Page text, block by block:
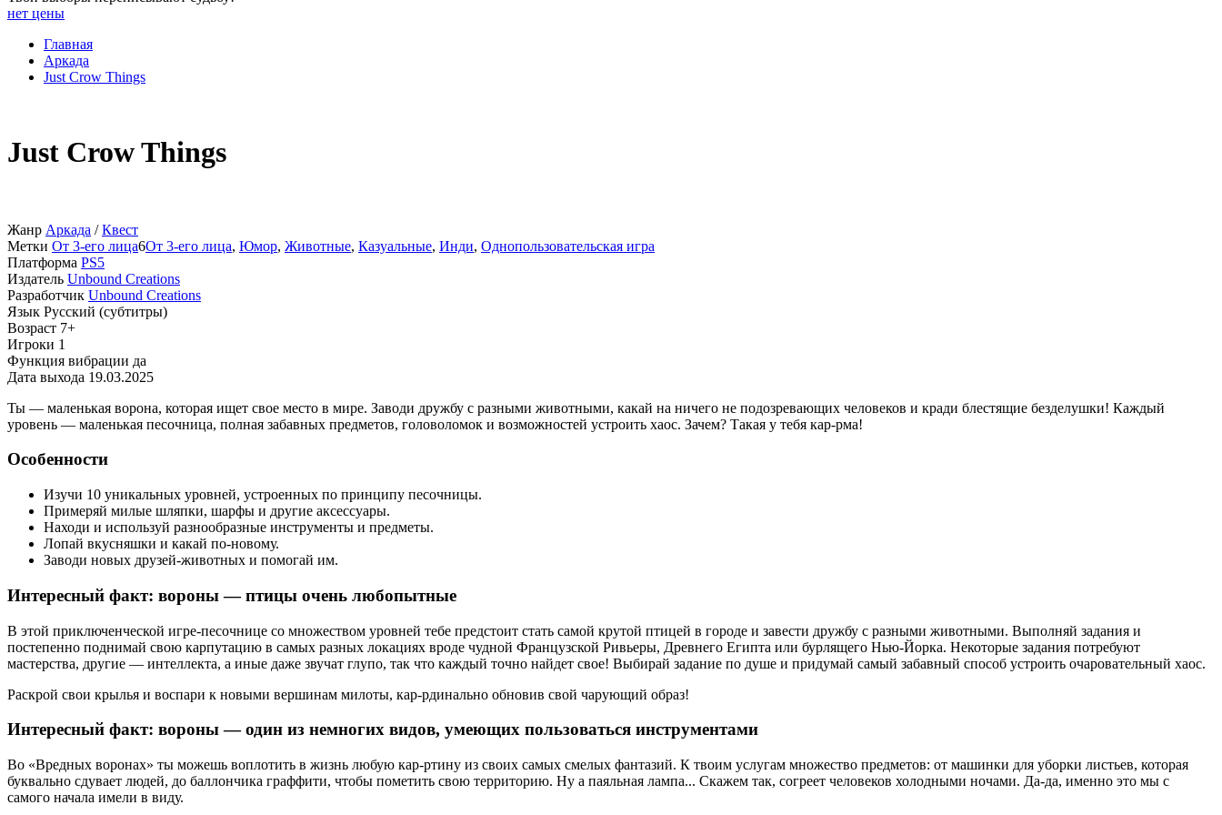
нет цены
Главная
Аркада
Just Crow Things
Just Crow Things
Жанр Аркада /Квест
Метки От 3-его лица6От 3-его лица, Юмор, Животные, Казуальные, Инди, Однопользовательская игра
Платформа PS5
Издатель Unbound Creations
Разработчик Unbound Creations
Язык Русский (субтитры)
Возраст 7+
Игроки 1
Функция вибрации да
Дата выхода 19.03.2025
Ты — маленькая ворона, которая ищет свое место в мире. Заводи дружбу с разными животными, какай на ничего не подозревающих человеков и кради блестящие безделушки! Каждый
уровень — маленькая песочница, полная забавных предметов, головоломок и возможностей устроить хаос. Зачем? Такая у тебя кар-рма!
Особенности
Изучи 10 уникальных уровней, устроенных по принципу песочницы.
Примеряй милые шляпки, шарфы и другие аксессуары.
Находи и используй разнообразные инструменты и предметы.
Лопай вкусняшки и какай по-новому.
Заводи новых друзей-животных и помогай им.
Интересный факт: вороны — птицы очень любопытные
В этой приключенческой игре-песочнице со множеством уровней тебе предстоит стать самой крутой птицей в городе и завести дружбу с разными животными. Выполняй задания и
постепенно поднимай свою карпутацию в самых разных локациях вроде чудной Французской Ривьеры, Древнего Египта или бурлящего Нью-Йорка. Некоторые задания потребуют
мастерства, другие — интеллекта, а иные даже звучат глупо, так что каждый точно найдет свое! Выбирай задание по душе и придумай самый забавный способ устроить очаровательный хаос.
Раскрой свои крылья и воспари к новыми вершинам милоты, кар-рдинально обновив свой чарующий образ!
Интересный факт: вороны — один из немногих видов, умеющих пользоваться инструментами
Во «Вредных воронах» ты можешь воплотить в жизнь любую кар-ртину из своих самых смелых фантазий. К твоим услугам множество предметов: от машинки для уборки листьев, которая
буквально сдувает людей, до баллончика граффити, чтобы пометить свою территорию. Ну а паяльная лампа... Скажем так, согреет человеков холодными ночами. Да-да, именно это мы с
самого начала имели в виду.